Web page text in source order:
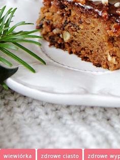
wiewiórka zdrowe ciasto zdrowe